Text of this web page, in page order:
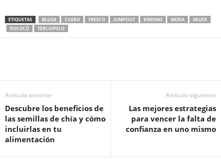
ETIQUETAS BLUSA CUERO FRESCO JUMPSUIT KIMONO MODA
MUJER
ROCOCÓ
TERCIOPELO
Artículo anterior
Descubre los beneficios de
las semillas de chía y cómo
incluirlas en tu
alimentación
Artículo siguiente
Las mejores estrategias
para vencer la falta de
confianza en uno mismo